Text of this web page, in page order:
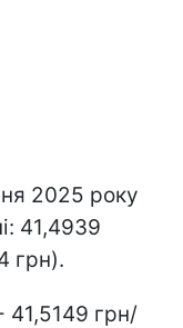
2025 року
41,4939
грн).
41,5149 грн/